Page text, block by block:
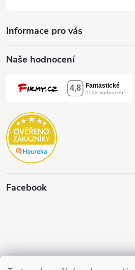
Informace pro vás
Naše hodnocení
Facebook